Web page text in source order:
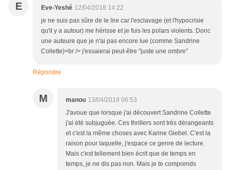
E Eve-Yeshé 12/04/2018 14:22
je ne suis pas sûre de le lire car l'esclavage (et l'hypocrisie
qu'il y a autour) me hérisse et je fuis les polars violents. Donc
une auteure que je n'ai pas encore lue (comme Sandrine
Collette)<br /> j'essaierai peut-être "juste une ombre"
Répondre
M manou 13/04/2018 06:53
J'avoue que lorsque j'ai découvert Sandrine Collette
j'ai été subjuguée. Ces thrillers sont très dérangeants
et c'est la même choses avec Karine Giebel. C'est la
raison pour laquelle, j'espace ce genre de lecture.
Mais c'est tellement bien écrit que de temps en
temps, je ne dis pas non. Mais je te comprends